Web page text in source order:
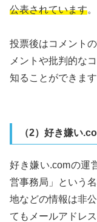
公表されています。
投票後はコメント
メントや批判的な
知ることができます
（2）好き嫌い
好き嫌い.comの運
営事務局」という
地などの情報は非
てもメールアドレ